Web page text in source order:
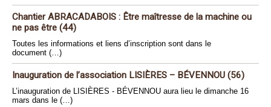
Chantier ABRACADABOIS : Être maîtresse de la machine ou
ne pas être (44)
Toutes les informations et liens d’inscription sont dans le
document (…)
Inauguration de l’association LISIÈRES – BÉVENNOU (56)
L’inauguration de LISIÈRES - BÉVENNOU aura lieu le dimanche 16
mars dans le (…)